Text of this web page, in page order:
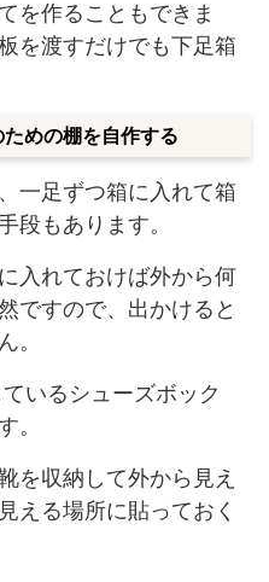
を作ることもできま
を渡すだけでも下足箱
めの棚を自作する
一足ずつ箱に入れて箱
段もあります。
入れておけば外から何
ですので、出かけると
。
いるシューズボック
。
を収納して外から見え
える場所に貼っておく